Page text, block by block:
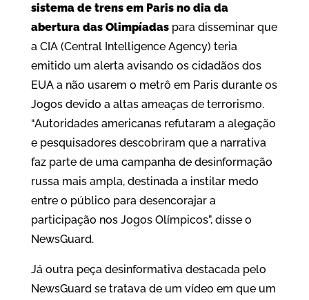
sistema de trens em Paris no dia da
abertura das Olimpíadaspara disseminar que
a CIA (Central Intelligence Agency) teria
emitido um alerta avisando os cidadãos dos
EUA a não usarem o metrô em Paris durante os
Jogos devido a altas ameaças de terrorismo.
“Autoridades americanas refutaram a alegação
e pesquisadores descobriram que a narrativa
faz parte de uma campanha de desinformação
russa mais ampla, destinada a instilar medo
entre o público para desencorajar a
participação nos Jogos Olímpicos”, disse o
NewsGuard.
Já outra peça desinformativa destacada pelo
NewsGuard se tratava de um vídeo em que um